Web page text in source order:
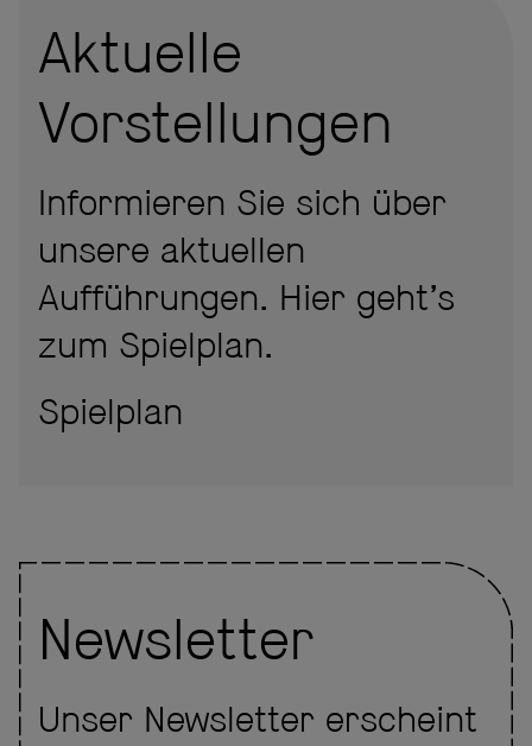
Aktuelle
Vorstellungen
Informieren Sie sich über
unsere aktuellen
Aufführungen. Hier geht’s
zum Spielplan.
Spielplan
Newsletter
Unser Newsletter erscheint